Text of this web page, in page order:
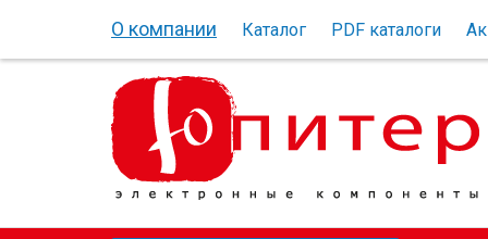
О компании Каталог PDF каталоги